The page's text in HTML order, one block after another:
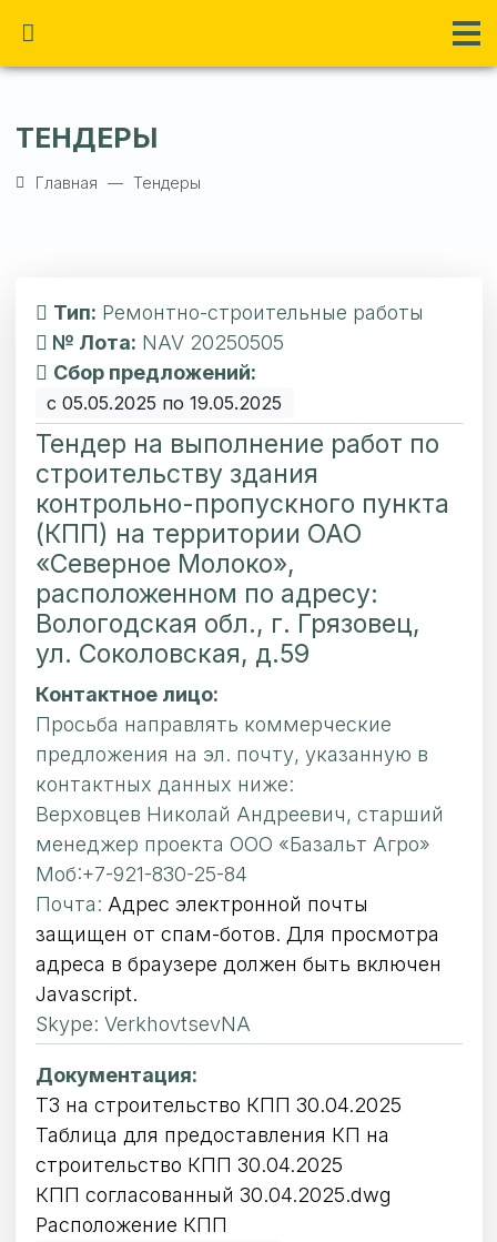
ТЕНДЕРЫ
Главная Тендеры
Тип: Ремонтно-строительные работы
№ Лота: NAV 20250505
Сбор предложений:
с 05.05.2025 по 19.05.2025
Тендер на выполнение работ по
строительству здания
контрольно-пропускного пункта
(КПП) на территории ОАО
«Северное Молоко»,
расположенном по адресу:
Вологодская обл., г. Грязовец,
ул. Соколовская, д.59
Контактное лицо:
Просьба направлять коммерческие
предложения на эл. почту, указанную в
контактных данных ниже:
Верховцев Николай Андреевич, старший
менеджер проекта ООО «Базальт Агро»
Моб:+7-921-830-25-84
Почта: Адрес электронной почты
защищен от спам-ботов. Для просмотра
адреса в браузере должен быть включен
Javascript.
Skype: VerkhovtsevNA
Документация:
ТЗ на строительство КПП 30.04.2025
Таблица для предоставления КП на
строительство КПП 30.04.2025
КПП согласованный 30.04.2025.dwg
Расположение КПП